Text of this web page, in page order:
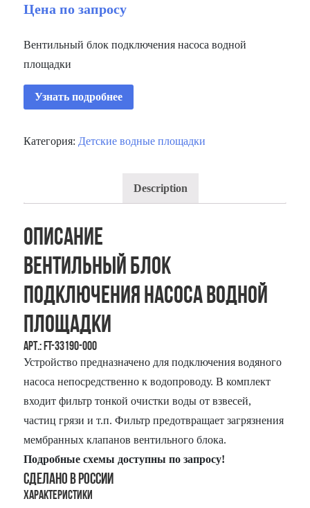
Цена по запросу
Вентильный блок подключения насоса водной
площадки
Узнать подробнее
Категория: Детские водные площадки
Description
Описание
Вентильный блок
подключения насоса водной
площадки
Арт.: FT-33190-000
Устройство предназначено для подключения водяного
насоса непосредственно к водопроводу. В комплект
входит фильтр тонкой очистки воды от взвесей,
частиц грязи и т.п. Фильтр предотвращает загрязнения
мембранных клапанов вентильного блока.
Подробные схемы доступны по запросу!
Сделано в России
Характеристики